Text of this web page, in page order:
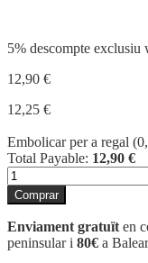
5% descompte exclusiu
12,90 €
12,25 €
Embolicar per a regal (
Total Payable: 12,90 €
quantitat
de
SANTOS
EVANGELIOS,
PIEL
MARRON
Comprar
Enviament gratuït en
peninsular i 80€ a